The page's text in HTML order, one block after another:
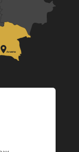
Алматы